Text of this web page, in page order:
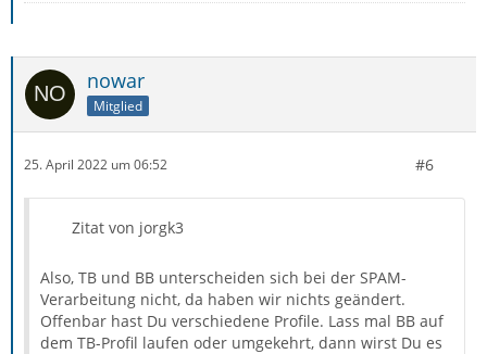
nowar
Mitglied
25. April 2022 um 06:52 #6
Zitat von jorgk3
Also, TB und BB unterscheiden sich bei der SPAM-
Verarbeitung nicht, da haben wir nichts geändert.
Offenbar hast Du verschiedene Profile. Lass mal BB auf
dem TB-Profil laufen oder umgekehrt, dann wirst Du es